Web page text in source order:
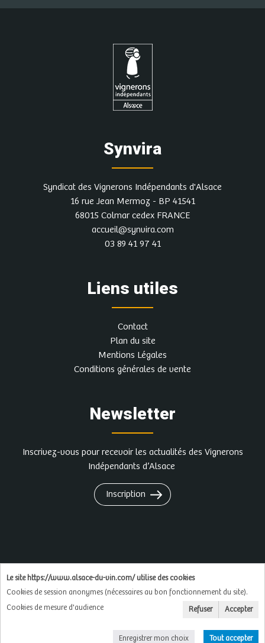
Synvira
Syndicat des Vignerons Indépendants d'Alsace
16 rue Jean Mermoz - BP 41541
68015 Colmar cedex FRANCE
accueil@synvira.com
03 89 41 97 41
Liens utiles
Contact
Plan du site
Mentions Légales
Conditions générales de vente
Newsletter
Inscrivez-vous pour recevoir les actualités des Vignerons
Indépendants d’Alsace
Inscription
L'abus d'alcool est dangereux pour la santé, à
consommer avec modération
Copyright © 2026
Le site https://www.alsace-du-vin.com/ utilise des cookies
Cookies de session anonymes (nécessaires au bon fonctionnement du site).
Cookies de mesure d'audience
Refuser Accepter
Enregistrer mon choix Tout accepter